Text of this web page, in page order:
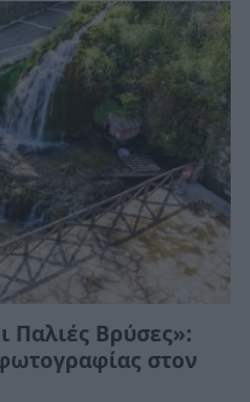
Παλιές Βρύσες»:
στον